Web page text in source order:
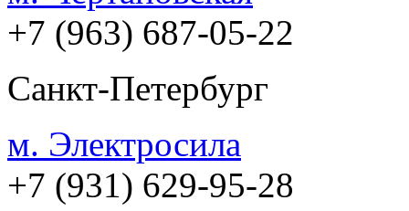
+7 (963) 687-05-22
Санкт-Петербург
м. Электросила
+7 (931) 629-95-28